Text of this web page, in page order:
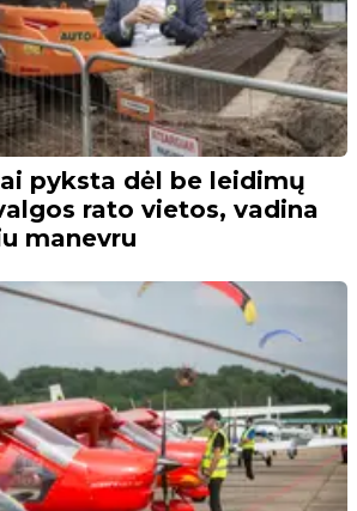
pyksta dėl be leidimų
rato vietos, vadina
manevru